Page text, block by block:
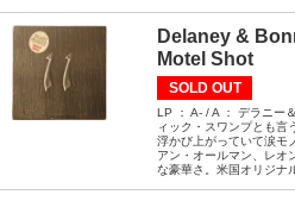
Delaney &
Motel Shot
SOLD OUT
LP ： A- / A ： デラニー
ィック・スワンプとも言
浮かび上がっていて涙モ
アン・オールマン、レオ
な豪華さ。米国オリジナ